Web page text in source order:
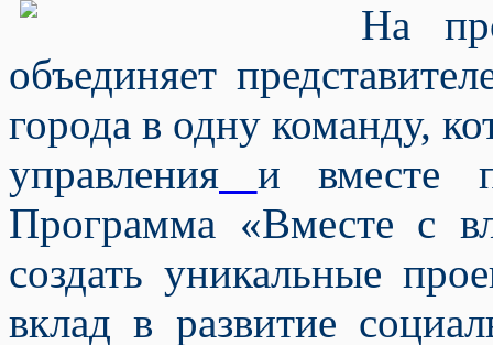
На
объединяет
города в одну команду,
управления
и вместе
Программа «Вместе с
создать уникальные
вклад в развитие